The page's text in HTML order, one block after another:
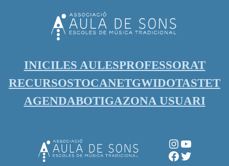
INICILES AULESPROFESSORAT
RECURSOSTOCANETGWIDOTASTET
AGENDABOTIGAZONA USUARI
Instagram
YouTube
Facebook
Twitter